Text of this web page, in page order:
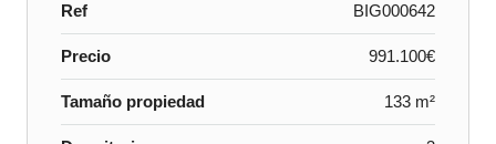
Ref BIG000642
Precio 991.100€
Tamaño propiedad 133 m²